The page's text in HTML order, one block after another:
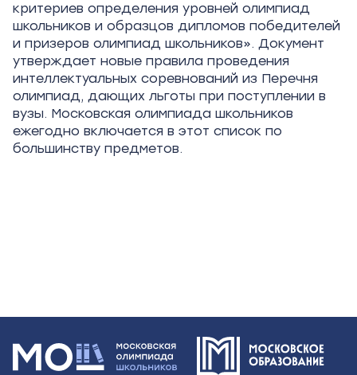
критериев определения уровней олимпиад
школьников и образцов дипломов победителей
и призеров олимпиад школьников». Документ
утверждает новые правила проведения
интеллектуальных соревнований из Перечня
олимпиад, дающих льготы при поступлении в
вузы. Московская олимпиада школьников
ежегодно включается в этот список по
большинству предметов.